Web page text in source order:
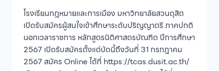
โรงเรียนกฎหมายและการเมือง มหาวิทยาลัยสวนดุสิต
เปิดรับสมัครผู้สนใจเข้าศึกษาระดับปริญญาตรี ภาคปกติ
นอกเวลาราชการ หลักสูตรนิติศาสตรบัณฑิต ปีการศึกษา
2567 เปิดรับสมัครตั้งแต่บัดนี้ถึงวันที่ 31 กรกฎาคม
2567 สมัคร Online ได้ที่ https://tcas.dusit.ac.th/